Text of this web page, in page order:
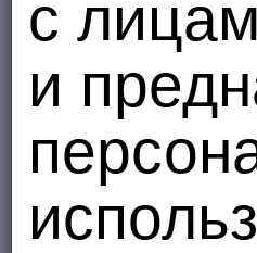
с
и